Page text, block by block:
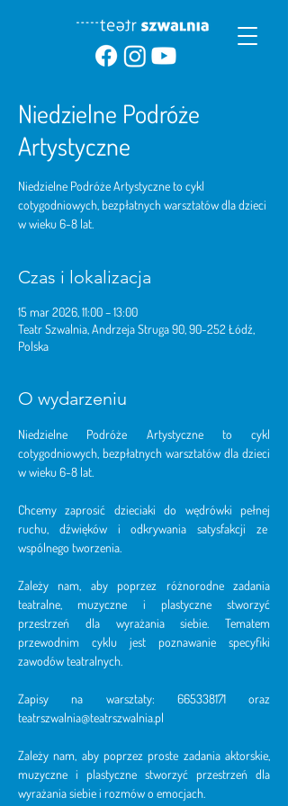
Niedzielne Podróże
Artystyczne
Niedzielne Podróże Artystyczne to cykl
cotygodniowych, bezpłatnych warsztatów dla dzieci
w wieku 6-8 lat.
Czas i lokalizacja
15 mar 2026, 11:00 – 13:00
Teatr Szwalnia, Andrzeja Struga 90, 90-252 Łódź,
Polska
O wydarzeniu
Niedzielne Podróże Artystyczne to cykl
cotygodniowych, bezpłatnych warsztatów dla dzieci
w wieku 6-8 lat.
Chcemy zaprosić dzieciaki do wędrówki pełnej
ruchu, dźwięków i odkrywania satysfakcji ze
wspólnego tworzenia.
Zależy nam, aby poprzez różnorodne zadania
teatralne, muzyczne i plastyczne stworzyć
przestrzeń dla wyrażania siebie. Tematem
przewodnim cyklu jest poznawanie specyfiki
zawodów teatralnych.
teatrszwalnia@teatrszwalnia.pl
Zależy nam, aby poprzez proste zadania aktorskie,
muzyczne i plastyczne stworzyć przestrzeń dla
wyrażania siebie i rozmów o emocjach.